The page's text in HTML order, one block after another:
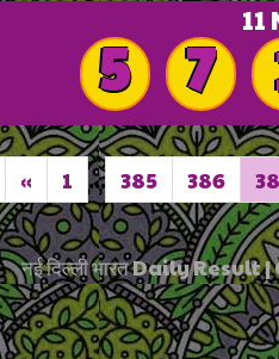
11
5 7
« 1 ... 385 386
नई दिल्ली भारत Daily